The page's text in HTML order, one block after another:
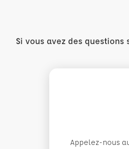
Si vous avez des
Appelez-nous